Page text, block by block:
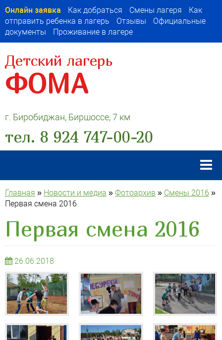
Онлайн заявка Как добраться Смены лагеря
Как
отправить ребенка в лагерь
Отзывы
Официальные
документы
Проживание в лагере
Детский лагерь
ФОМА
г. Биробиджан, Биршоссе, 7 км
тел. 8 924 747-00-20
Главная » Новости и медиа » Фотоархив » Смены 2016 »
Первая смена 2016
Первая смена 2016
26.06.2018